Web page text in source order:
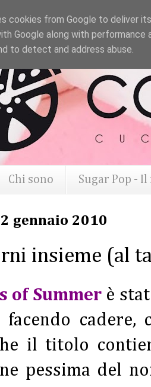
Chi sono Sugar Pop -
gennaio 2010
insieme (al
of Summerè
facendo cadere,
il titolo
pessima del
cookies from Google to deliver
Google along with
to detect and address abuse.